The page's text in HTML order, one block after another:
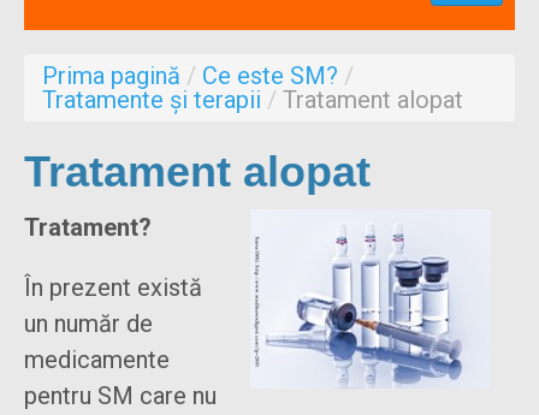
Aproape de mine
Despre noi
Prima pagină / Ce este SM? /
Tratamente și terapii / Tratament alopat
Tratament alopat
Tratament?
În prezent există
un număr de
medicamente
pentru SM care nu